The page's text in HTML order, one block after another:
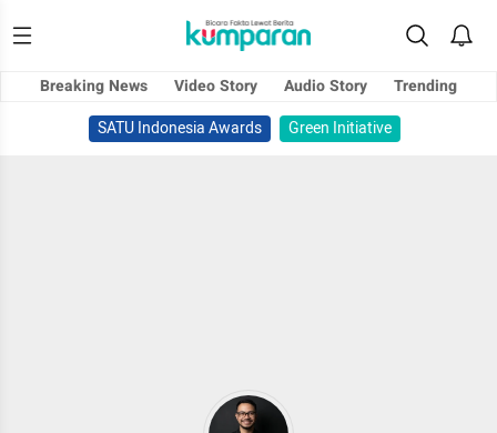
Breaking News Video Story Audio Story
Trending
SATU Indonesia Awards
Green Initiative